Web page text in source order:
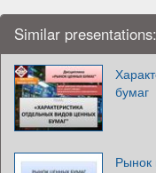
Similar presentations:
бумаг
Рынок